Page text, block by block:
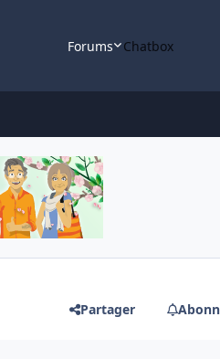
Forums Chatbox
Partager